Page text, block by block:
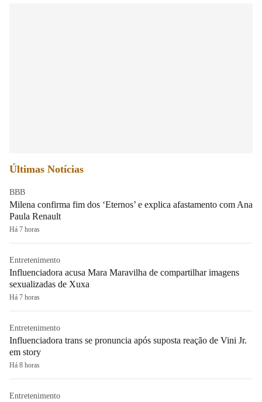
Últimas Notícias
BBB
Milena confirma fim dos ‘Eternos’ e explica afastamento com Ana
Paula Renault
Há 7 horas
Entretenimento
Influenciadora acusa Mara Maravilha de compartilhar imagens
sexualizadas de Xuxa
Há 7 horas
Entretenimento
Influenciadora trans se pronuncia após suposta reação de Vini Jr.
em story
Há 8 horas
Entretenimento